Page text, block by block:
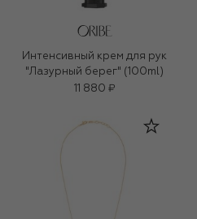
Интенсивный крем для рук
"Лазурный берег" (100ml)
11 880 ₽